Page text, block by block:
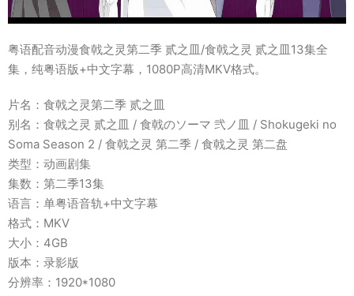
粤语配音动漫食戟之灵第二季 贰之皿/食戟之灵 贰之皿13集全
集，纯粤语版+中文字幕，1080P高清MKV格式。
片名：食戟之灵第二季 贰之皿
别名：食戟之灵 贰之皿 / 食戟のソーマ 弐ノ皿 / Shokugeki no
Soma Season 2 / 食戟之灵 第二季 / 食戟之灵 第二盘
类型：动画剧集
集数：第二季13集
语言：单粤语音轨+中文字幕
格式：MKV
大小：4GB
版本：录影版
分辨率：1920*1080